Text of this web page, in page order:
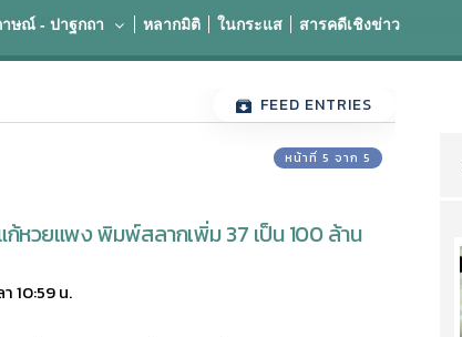
ษณ์ - ปาฐกถา หลากมิติ ในกระแส สารคดีเชิงข่าว
FEED ENTRIES
หน้าที่ 5 จาก 5
ก้หวยแพง พิมพ์สลากเพิ่ม 37 เป็น 100 ล้าน
10:59 น.